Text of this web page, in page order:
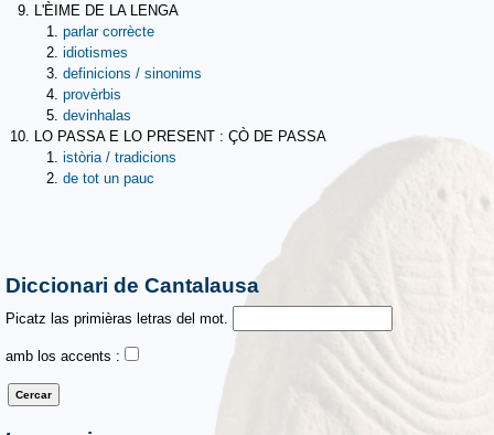
L'ÈIME DE LA LENGA
parlar corrècte
idiotismes
definicions / sinonims
provèrbis
devinhalas
LO PASSA E LO PRESENT : ÇÒ DE PASSA
istòria / tradicions
de tot un pauc
Diccionari de Cantalausa
Picatz las primièras letras del mot.
amb los accents :